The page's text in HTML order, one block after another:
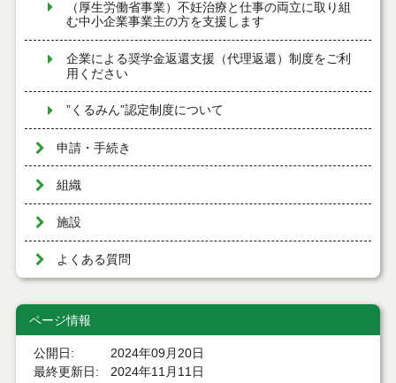
（厚生労働省事業）不妊治療と仕事の両立に取り組
む中小企業事業主の方を支援します
企業による奨学金返還支援（代理返還）制度をご利
用ください
”くるみん”認定制度について
申請・手続き
組織
施設
よくある質問
ページ情報
公開日
2024年09月20日
最終更新日
2024年11月11日